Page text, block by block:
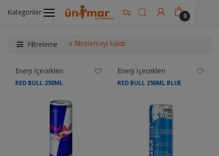
Kategoriler 0
Ünimar Anasayfa İçecekler Enerji İçecekleri
Filtreleme x filtrelemeyi kaldır
Enerji İçecekleri
RED BULL 250ML
Enerji İçecekleri
RED BULL 250ML BLUE